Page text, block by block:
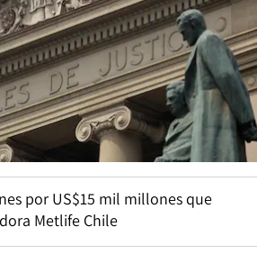
por US$15 mil millones que
Metlife Chile